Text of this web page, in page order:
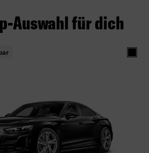
Auswahl für dich